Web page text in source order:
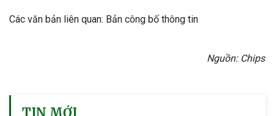
Các văn bản liên quan: Bản công bố thông tin
Nguồn: Chips
TIN MỚI